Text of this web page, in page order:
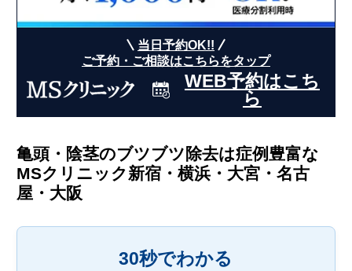
当日予約OK!!
ご予約・ご相談はこちらをタップ
WEB予約はこち
ら
亀頭・陰茎のブツブツ除去は症例豊富な
MSクリニック新宿・横浜・大宮・名古
屋・大阪
30秒でわかる